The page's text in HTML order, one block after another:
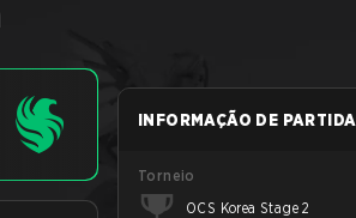
INFORMAÇÃO DE PARTIDA
Torneio
OCS Korea Stage 2